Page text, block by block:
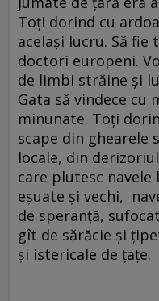
Toți dorind cu
același lucru. Să fie
doctori europeni.
de limbi străine și
Gata să vindece cu
minunate. Toți
scape din ghearele
locale, din
care plutesc navele
eșuate și vechi,
de speranță,
gît de sărăcie și
și istericale de țațe.